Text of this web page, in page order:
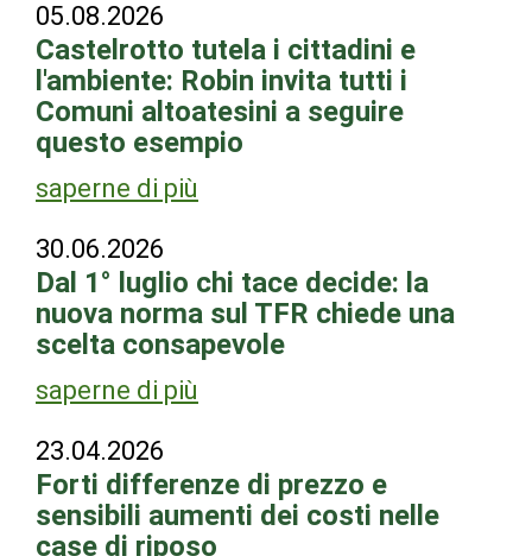
05.08.2026
Castelrotto tutela i cittadini e
l'ambiente: Robin invita tutti i
Comuni altoatesini a seguire
questo esempio
saperne di più
30.06.2026
Dal 1° luglio chi tace decide: la
nuova norma sul TFR chiede una
scelta consapevole
saperne di più
23.04.2026
Forti differenze di prezzo e
sensibili aumenti dei costi nelle
case di riposo